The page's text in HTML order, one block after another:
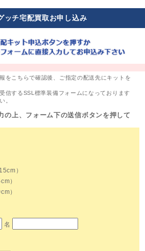
ッチ宅配買取お申し込み
をこちらで確認後、ご指定の配送先にキットを
信するSSL標準装備フォームになっております
。
の上、フォーム下の送信ボタンを押して
）
）
）
名